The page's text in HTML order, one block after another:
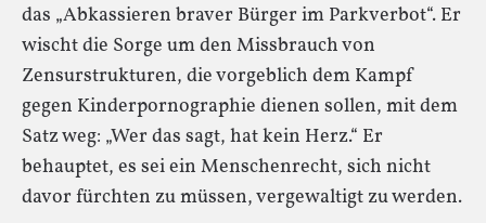
das „Abkassieren braver Bürger im Parkverbot“. Er
wischt die Sorge um den Missbrauch von
Zensurstrukturen, die vorgeblich dem Kampf
gegen Kinderpornographie dienen sollen, mit dem
Satz weg: „Wer das sagt, hat kein Herz.“ Er
behauptet, es sei ein Menschenrecht, sich nicht
davor fürchten zu müssen, vergewaltigt zu werden.